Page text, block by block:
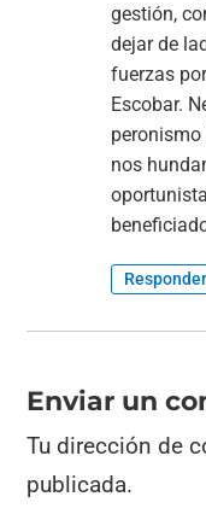
gestión,
dejar de
fuerzas
Escobar.
nos
Responder
Enviar un
Tu dirección de
publicada.